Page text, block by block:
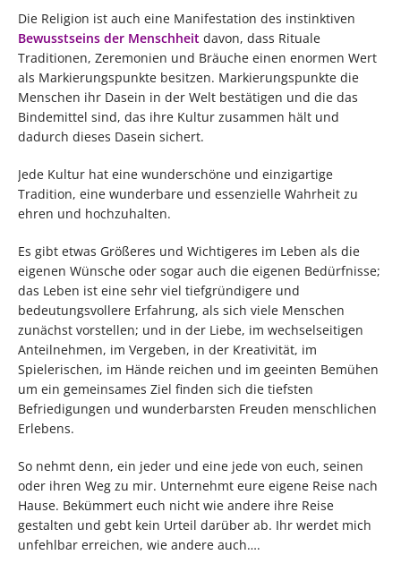
Die Religion ist auch eine Manifestation des instinktiven
Bewusstseins der Menschheit davon, dass Rituale
Traditionen, Zeremonien und Bräuche einen enormen Wert
als Markierungspunkte besitzen. Markierungspunkte die
Menschen ihr Dasein in der Welt bestätigen und die das
Bindemittel sind, das ihre Kultur zusammen hält und
dadurch dieses Dasein sichert.
Jede Kultur hat eine wunderschöne und einzigartige
Tradition, eine wunderbare und essenzielle Wahrheit zu
ehren und hochzuhalten.
Es gibt etwas Größeres und Wichtigeres im Leben als die
eigenen Wünsche oder sogar auch die eigenen Bedürfnisse;
das Leben ist eine sehr viel tiefgründigere und
bedeutungsvollere Erfahrung, als sich viele Menschen
zunächst vorstellen; und in der Liebe, im wechselseitigen
Anteilnehmen, im Vergeben, in der Kreativität, im
Spielerischen, im Hände reichen und im geeinten Bemühen
um ein gemeinsames Ziel finden sich die tiefsten
Befriedigungen und wunderbarsten Freuden menschlichen
Erlebens.
So nehmt denn, ein jeder und eine jede von euch, seinen
oder ihren Weg zu mir. Unternehmt eure eigene Reise nach
Hause. Bekümmert euch nicht wie andere ihre Reise
gestalten und gebt kein Urteil darüber ab. Ihr werdet mich
unfehlbar erreichen, wie andere auch….